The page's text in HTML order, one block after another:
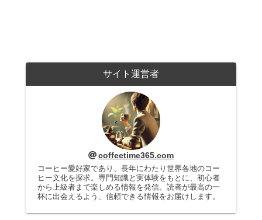
サイト運営者
coffeetime365.com
コーヒー愛好家であり、長年にわたり世界各地のコー
ヒー文化を探求。専門知識と実体験をもとに、初心者
から上級者まで楽しめる情報を発信。読者が最高の一
杯に出会えるよう、信頼できる情報をお届けします。